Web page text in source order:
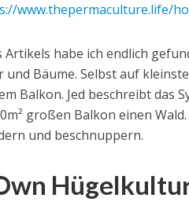
www.thepermaculture.life/
Artikels habe ich endlich
und Bäume. Selbst auf
Balkon. Jed beschreibt das
großen Balkon einen
und beschnuppern.